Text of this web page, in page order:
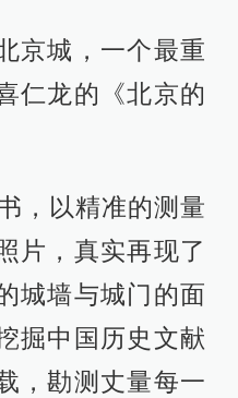
京城，一个最重
仁龙的《北京的
，以精准的测量
片，真实再现了
城墙与城门的面
掘中国历史文献
，勘测丈量每一